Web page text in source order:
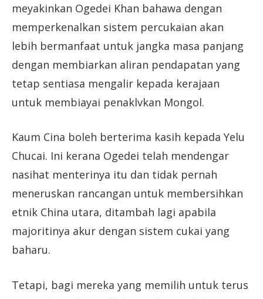
meyakinkan Ogedei Khan bahawa dengan
memperkenalkan sistem percukaian akan
lebih bermanfaat untuk jangka masa panjang
dengan membiarkan aliran pendapatan yang
tetap sentiasa mengalir kepada kerajaan
untuk membiayai penaklvkan Mongol.
Kaum Cina boleh berterima kasih kepada Yelu
Chucai. Ini kerana Ogedei telah mendengar
nasihat menterinya itu dan tidak pernah
meneruskan rancangan untuk membersihkan
etnik China utara, ditambah lagi apabila
majoritinya akur dengan sistem cukai yang
baharu.
Tetapi, bagi mereka yang memilih untuk terus